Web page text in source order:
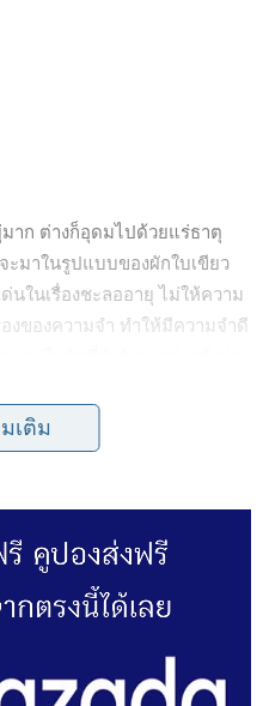
าก ต่างก็อุดมไปด้วยแร่ธาตุ
มาในรูปแบบของผักใบเขียว
ในเรื่องชะลออายุ ไม่ให้ความ
งของความจำ ทำให้มีความจำดี
เติม